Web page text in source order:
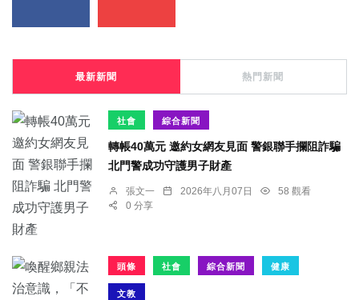
最新新聞 熱門新聞
社會 綜合新聞
轉帳40萬元 邀約女網友見面 警銀聯手攔阻詐騙
北門警成功守護男子財產
張文一 2026年八月07日
58 觀看
0 分享
頭條 社會 綜合新聞 健康
文教